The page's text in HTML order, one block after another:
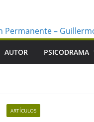
AUTOR PSICODRAMA
ARTÍCULOS